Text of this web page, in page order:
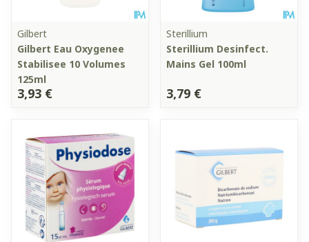
Gilbert
Gilbert Eau Oxygenee
Stabilisee 10 Volumes
125ml
3,93 €
Sterillium
Sterillium Desinfect.
Mains Gel 100ml
3,79 €